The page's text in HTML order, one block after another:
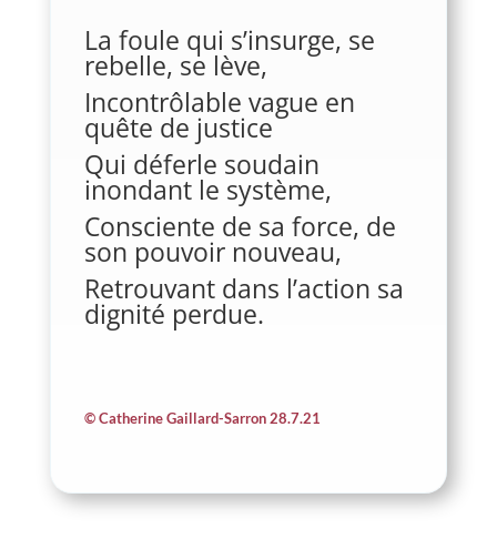
La foule qui s’insurge, se
rebelle, se lève,
Incontrôlable vague en
quête de justice
Qui déferle soudain
inondant le système,
Consciente de sa force, de
son pouvoir nouveau,
Retrouvant dans l’action sa
dignité perdue.
© Catherine Gaillard-Sarron 28.7.21